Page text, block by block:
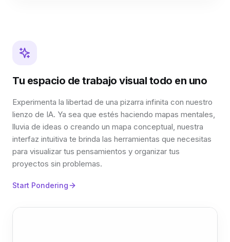
Tu espacio de trabajo visual todo en uno
Experimenta la libertad de una pizarra infinita con nuestro
lienzo de IA. Ya sea que estés haciendo mapas mentales,
lluvia de ideas o creando un mapa conceptual, nuestra
interfaz intuitiva te brinda las herramientas que necesitas
para visualizar tus pensamientos y organizar tus
proyectos sin problemas.
Start Pondering